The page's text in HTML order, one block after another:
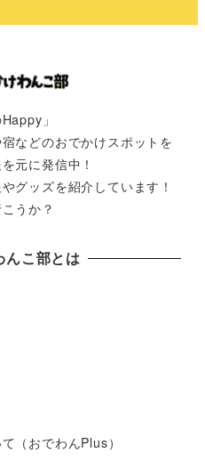
」
などのおでかけスポットを
元に発信中！
グッズを紹介しています！
うか？
んこ部とは
（おでわんPlus）